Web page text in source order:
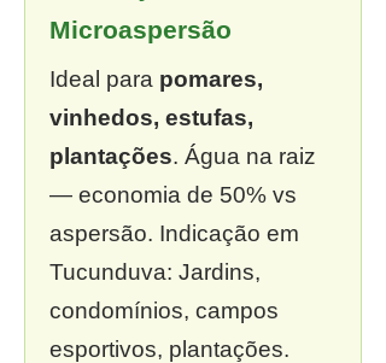
Microaspersão
Ideal para pomares,
vinhedos, estufas,
plantações. Água na raiz
— economia de 50% vs
aspersão. Indicação em
Tucunduva: Jardins,
condomínios, campos
esportivos, plantações.